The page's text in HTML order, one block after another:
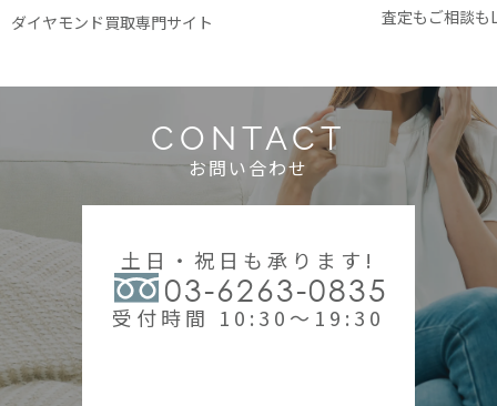
ダイヤモンド買取専門サイト 査定もご相談も
CONTACT
お問い合わせ
土日・祝日も承ります!
03-6263-0835
受付時間 10:30～19:30